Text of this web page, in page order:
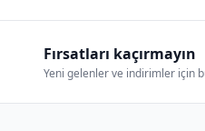
Fırsatları kaçırmayın
Yeni gelenler ve indirimler için